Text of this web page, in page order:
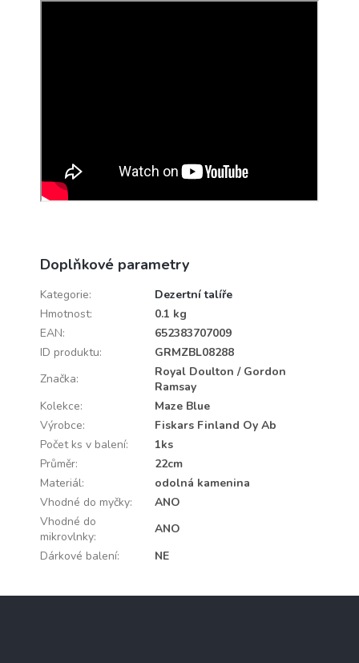
Doplňkové parametry
Kategorie:
Dezertní talíře
Hmotnost:
0.1 kg
EAN:
652383707009
ID produktu:
GRMZBL08288
Značka:
Royal Doulton / Gordon
Ramsay
Kolekce:
Maze Blue
Výrobce:
Fiskars Finland Oy Ab
Počet ks v balení:
1ks
Průměr:
22cm
Materiál:
odolná kamenina
Vhodné do myčky:
ANO
Vhodné do
mikrovlnky:
ANO
Dárkové balení: NE